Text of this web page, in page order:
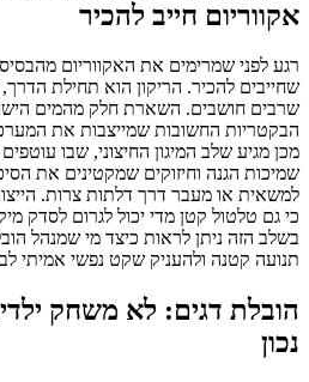
אקווריום חייב להכיר
רגע לפני שמרימים את האקווריום
שחייבים להכיר. הריקון הוא תחילת
שרבים חושבים. השארת חלק מהמים
הבקטריות החשובות שמייצבות את
מכן מגיע שלב המיגון החיצוני, שבו
שמיכות הגנה וחיזוקים שמקטינים את
למשאית או מעבר דרך דלתות צרות.
כי גם טלטול קטן מדי יכול לגרום לסדק
בשלב הזה ניתן לראות כיצד מי שמנהל
תנועה קטנה ולהעניק שקט נפשי אמיתי
הובלת דגים: לא משחק
נכון